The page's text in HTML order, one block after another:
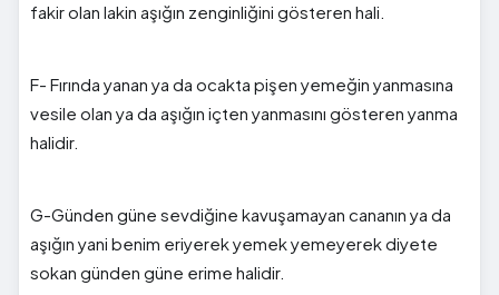
fakir olan lakin aşığın zenginliğini gösteren hali.
F- Fırında yanan ya da ocakta pişen yemeğin yanmasına
vesile olan ya da aşığın içten yanmasını gösteren yanma
halidir.
G-Günden güne sevdiğine kavuşamayan cananın ya da
aşığın yani benim eriyerek yemek yemeyerek diyete
sokan günden güne erime halidir.